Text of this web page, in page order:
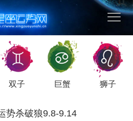
双子 巨蟹 狮子
势杀破狼9.8-9.14